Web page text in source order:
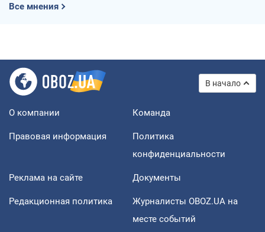
Все мнения
В начало
О компании Команда
Правовая информация
Политика
конфиденциальности
Реклама на сайте Документы
Редакционная политика
Журналисты OBOZ.UA на
месте событий